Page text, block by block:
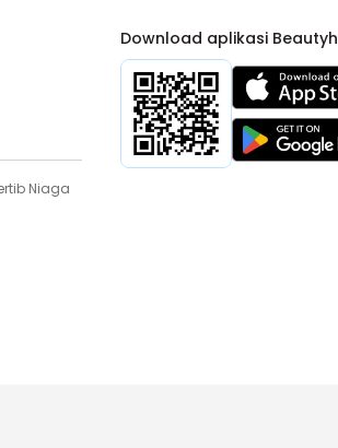
Niaga
Download aplikasi